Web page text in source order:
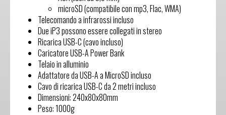
microSD (compatibile con mp3, Flac, WMA)
Telecomando a infrarossi incluso
Due iP3 possono essere collegati in stereo
Ricarica USB-C (cavo incluso)
Caricatore USB-A Power Bank
Telaio in alluminio
Adattatore da USB-A a MicroSD incluso
Cavo di ricarica USB-C da 2 metri incluso
Dimensioni: 240x80x80mm
Peso: 1000g